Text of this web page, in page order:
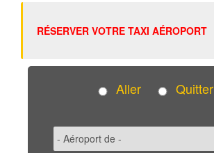
RÉSERVER VOTRE TAXI AÉROPORT
Aller Quitter